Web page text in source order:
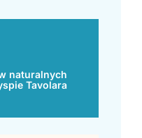
naturalnych
Tavolara